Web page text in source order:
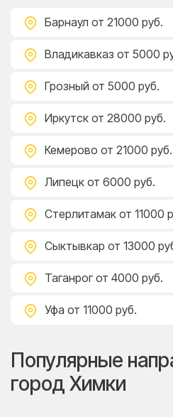
Барнаул от 21000 руб.
Владикавказ от 5000
Грозный от 5000 руб.
Иркутск от 28000 руб.
Кемерово от 21000 руб.
Липецк от 6000 руб.
Стерлитамак от 11000
Сыктывкар от 13000
Таганрог от 4000 руб.
Уфа от 11000 руб.
Популярные
город Химки